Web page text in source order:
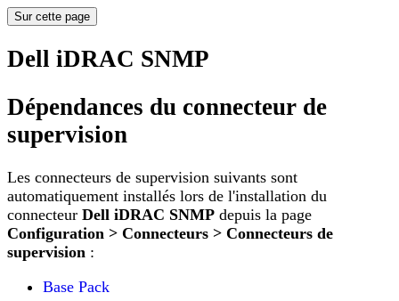
Sur cette page
Dell iDRAC SNMP
Dépendances du connecteur de
supervision
Les connecteurs de supervision suivants sont
automatiquement installés lors de l'installation du
connecteur Dell iDRAC SNMP depuis la page
Configuration > Connecteurs > Connecteurs de
supervision :
Base Pack